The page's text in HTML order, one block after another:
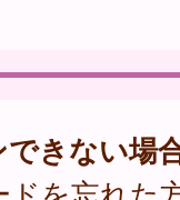
できない場